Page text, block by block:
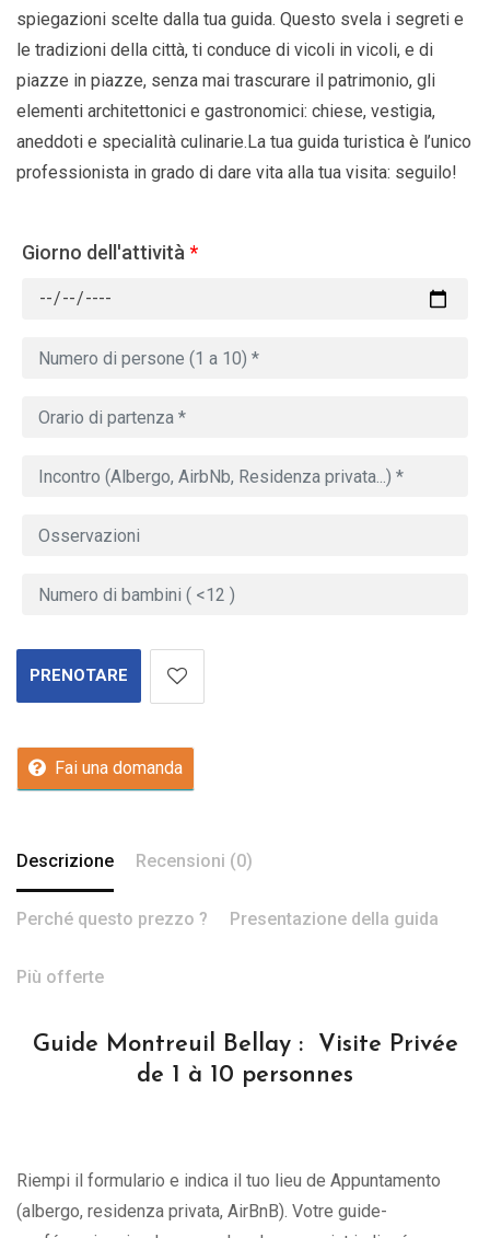
spiegazioni scelte dalla tua guida. Questo svela i segreti e
le tradizioni della città, ti conduce di vicoli in vicoli, e di
piazze in piazze, senza mai trascurare il patrimonio, gli
elementi architettonici e gastronomici: chiese, vestigia,
aneddoti e specialità culinarie.La tua guida turistica è l’unico
professionista in grado di dare vita alla tua visita: seguilo!
Giorno dell'attività *
PRENOTARE
Fai una domanda
Descrizione Recensioni (0)
Perché questo prezzo ? Presentazione della guida
Più offerte
Guide Montreuil Bellay : Visite Privée
de 1 à 10 personnes
Riempi il formulario e indica il tuo lieu de Appuntamento
(albergo, residenza privata, AirBnB). Votre guide-